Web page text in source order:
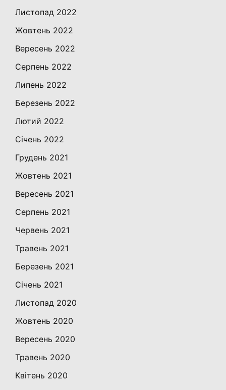
Листопад 2022
Жовтень 2022
Вересень 2022
Серпень 2022
Липень 2022
Березень 2022
Лютий 2022
Січень 2022
Грудень 2021
Жовтень 2021
Вересень 2021
Серпень 2021
Червень 2021
Травень 2021
Березень 2021
Січень 2021
Листопад 2020
Жовтень 2020
Вересень 2020
Травень 2020
Квітень 2020